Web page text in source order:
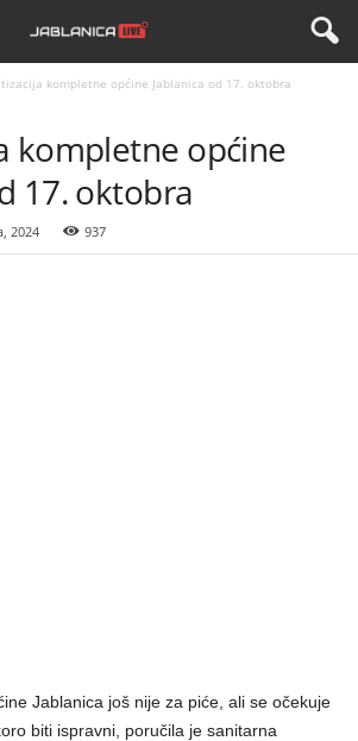
kompletne općine Jablanica od 17. oktobra
kompletne općine
17. oktobra
2024 937
Jablanica još nije za piće, ali se očekuje
biti ispravni, poručila je sanitarna